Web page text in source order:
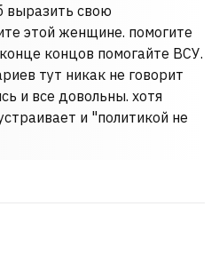
выразить свою
этой женщине. помогите
концов помогайте ВСУ.
тут никак не говорит
и все довольны. хотя
и "политикой не
Кубы накшталт